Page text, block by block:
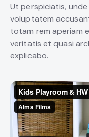
Ut perspiciatis,
voluptatem
totam rem aperiam
veritatis et quasi
explicabo.